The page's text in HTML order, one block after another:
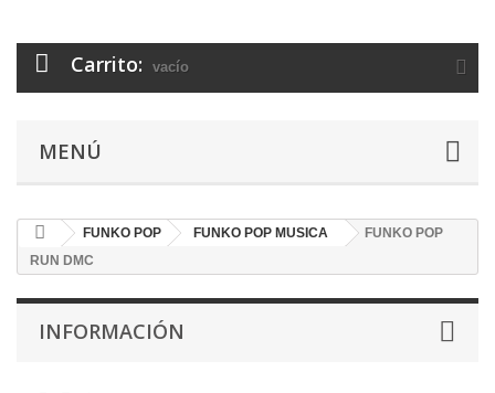
Carrito: vacío
MENÚ
FUNKO POP FUNKO POP MUSICA
FUNKO POP
RUN DMC
INFORMACIÓN